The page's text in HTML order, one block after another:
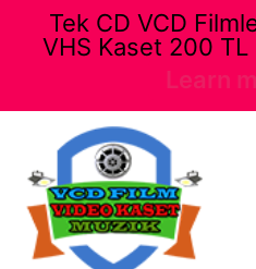
Tek CD VCD
VHS Kaset 200 TL
Learn